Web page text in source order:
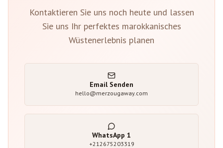
Kontaktieren Sie uns noch heute und lassen
Sie uns Ihr perfektes marokkanisches
Wüstenerlebnis planen
Email Senden
hello@merzougaway.com
WhatsApp 1
+212675203319